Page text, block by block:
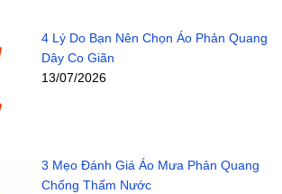
4 Lý Do Bạn Nên Chọn Áo Phản Quang
Dây Co Giãn
13/07/2026
3 Mẹo Đánh Giá Áo Mưa Phản Quang
Chống Thấm Nước